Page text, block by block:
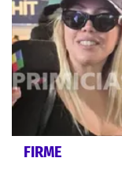
FIRME